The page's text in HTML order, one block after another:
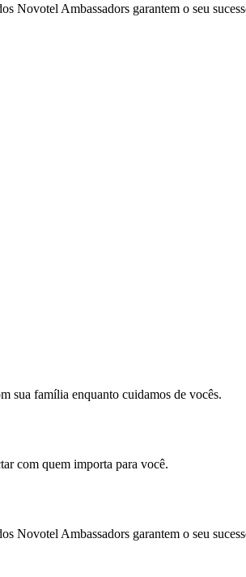
Novotel Ambassadors garantem o seu
sua família enquanto cuidamos de vocês.
com quem importa para você.
Novotel Ambassadors garantem o seu